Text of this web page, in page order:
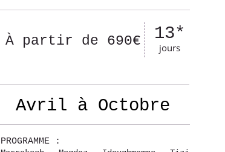
À partir de 690€ 13*
jours
Avril à Octobre
PROGRAMME :